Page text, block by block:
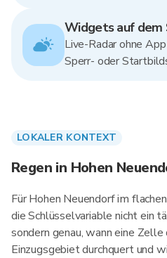
Widgets auf
Live-Radar ohne
Sperr- oder
LOKALER KONTEXT
Regen in Hohen
Für Hohen Neuendorf im
die Schlüsselvariable nicht ein
sondern genau, wann eine
Einzugsgebiet durchquert und